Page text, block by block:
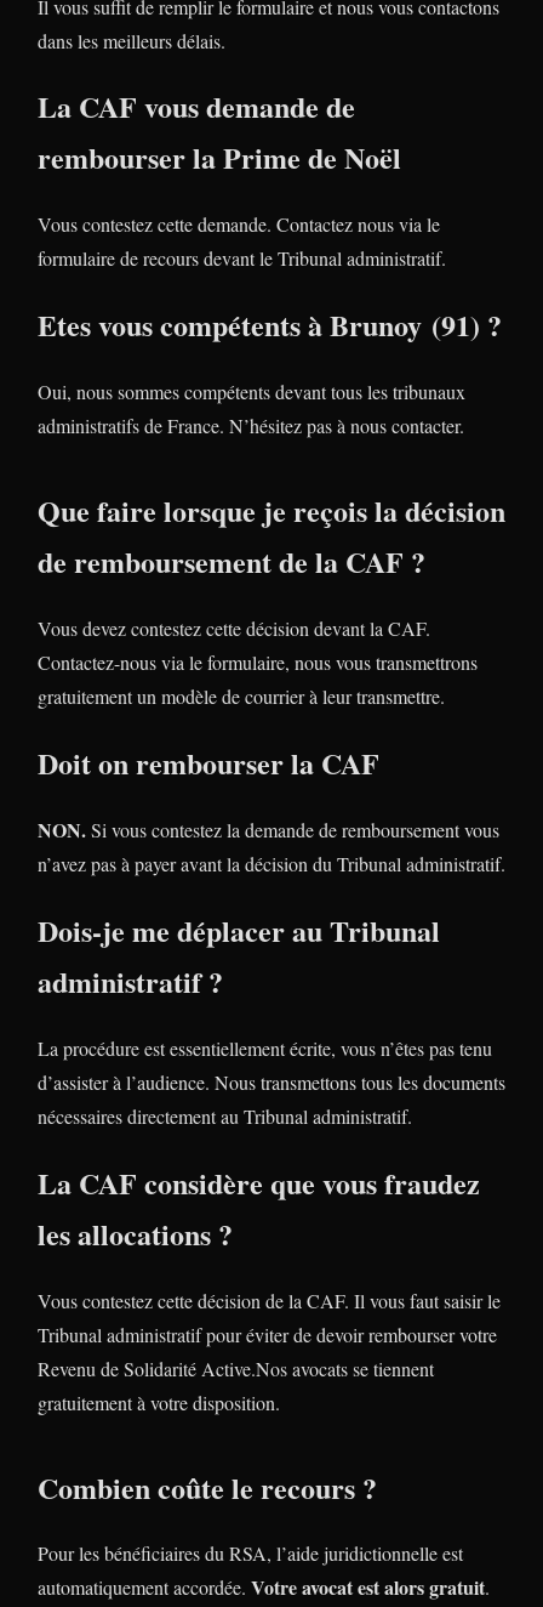
Il vous suffit de remplir le formulaire et nous vous contactons
dans les meilleurs délais.
La CAF vous demande de
rembourser la Prime de Noël
Vous contestez cette demande. Contactez nous via le
formulaire de recours devant le Tribunal administratif.
Etes vous compétents à Brunoy (91) ?
Oui, nous sommes compétents devant tous les tribunaux
administratifs de France. N’hésitez pas à nous contacter.
Que faire lorsque je reçois la décision
de remboursement de la CAF ?
Vous devez contestez cette décision devant la CAF.
Contactez-nous via le formulaire, nous vous transmettrons
gratuitement un modèle de courrier à leur transmettre.
Doit on rembourser la CAF
NON.Si vous contestez la demande de remboursement vous
n’avez pas à payer avant la décision du Tribunal administratif.
Dois-je me déplacer au Tribunal
administratif ?
La procédure est essentiellement écrite, vous n’êtes pas tenu
d’assister à l’audience. Nous transmettons tous les documents
nécessaires directement au Tribunal administratif.
La CAF considère que vous fraudez
les allocations ?
Vous contestez cette décision de la CAF. Il vous faut saisir le
Tribunal administratif pour éviter de devoir rembourser votre
Revenu de Solidarité Active.Nos avocats se tiennent
gratuitement à votre disposition.
Combien coûte le recours ?
Pour les bénéficiaires du RSA, l’aide juridictionnelle est
automatiquement accordée. Votre avocat est alors gratuit.